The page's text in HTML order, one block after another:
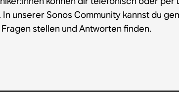
unserer Sonos Community kannst du
stellen und Antworten finden.